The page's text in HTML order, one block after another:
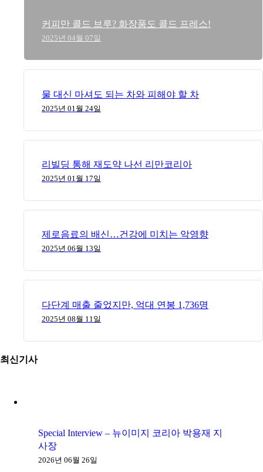
커피만 콜드 브루? 화장품도 콜드 프레스!
2025년 04월 07일
물 대신 마셔도 되는 차와 피해야 할 차
2025년 01월 24일
리빌딩 통해 재도약 나선 리만코리아
2025년 01월 17일
제로음료의 배신…건강에 미치는 악영향
2025년 06월 13일
다단계 매출 줄었지만, 억대 연봉 1,736명
2025년 08월 11일
최신기사
Special Interview – 뉴이미지 코리아 박용재 지
사장
2026년 06월 26일